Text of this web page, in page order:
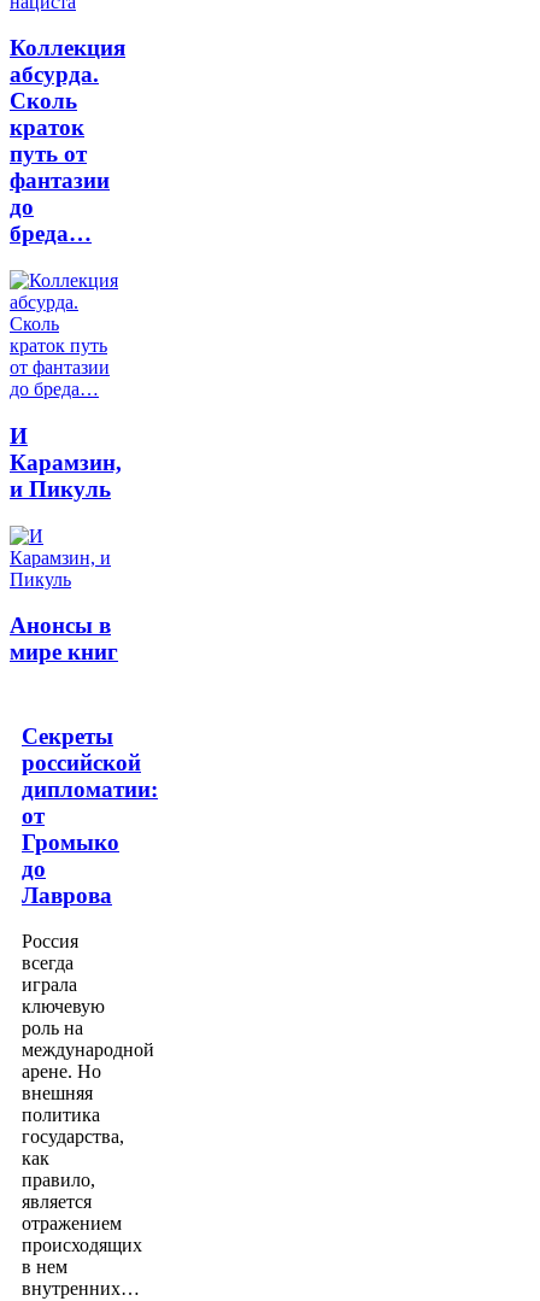
Коллекция
абсурда.
Сколь
краток
путь от
фантазии
до
бреда…
И
Карамзин,
и Пикуль
Анонсы в
мире книг
Секреты
российской
дипломатии:
от
Громыко
до
Лаврова
Россия
всегда
играла
ключевую
роль на
международной
арене. Но
внешняя
политика
государства,
как
правило,
является
отражением
происходящих
в нем
внутренних…